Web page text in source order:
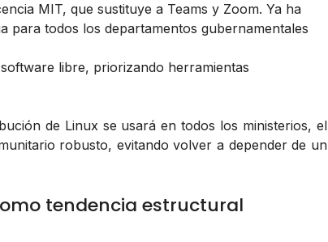
MIT, que sustituye a Teams y Zoom. Ya ha
para todos los departamentos gubernamentales
libre, priorizando herramientas
de Linux se usará en todos los ministerios, el
robusto, evitando volver a depender de un
tendencia estructural